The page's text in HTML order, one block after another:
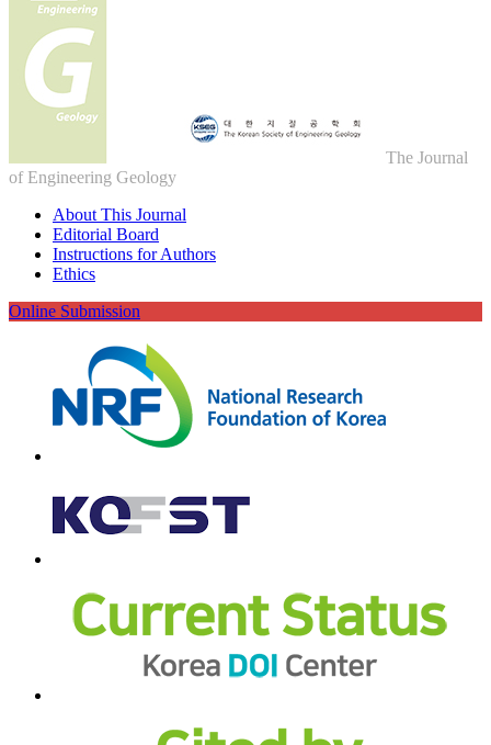
The Journal
of Engineering Geology
About This Journal
Editorial Board
Instructions for Authors
Ethics
Online Submission